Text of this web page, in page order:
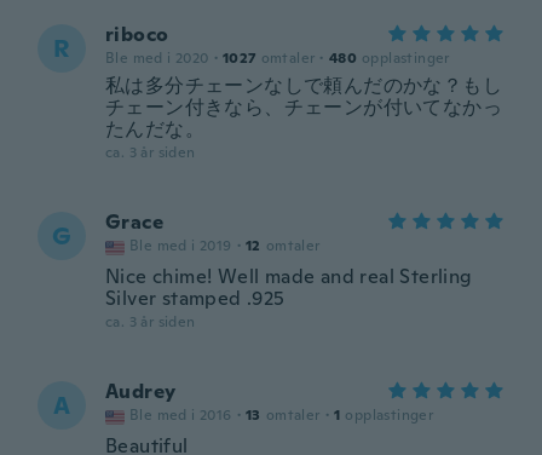
R riboco
Ble med i 2020 · 1027 omtaler · 480 opplastinger
私は多分チェーンなしで頼んだのかな？もし
チェーン付きなら、チェーンが付いてなかっ
たんだな。
ca. 3 år siden
G Grace
Ble med i 2019 · 12 omtaler
Nice chime! Well made and real Sterling
Silver stamped .925
ca. 3 år siden
A Audrey
Ble med i 2016 · 13 omtaler · 1 opplastinger
Beautiful